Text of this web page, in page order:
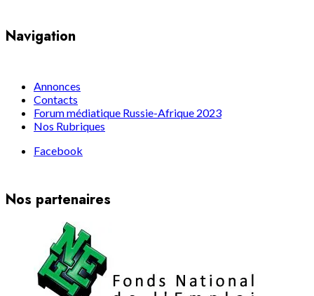
Navigation
Annonces
Contacts
Forum médiatique Russie-Afrique 2023
Nos Rubriques
Facebook
Nos partenaires